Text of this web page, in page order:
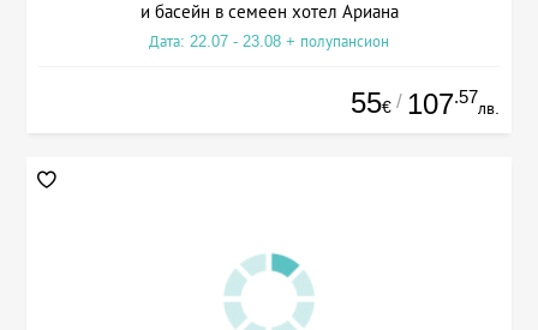
и басейн в семеен хотел Ариана
Дата: 22.07 - 23.08 + полупансион
55€ / 107.57
лв.